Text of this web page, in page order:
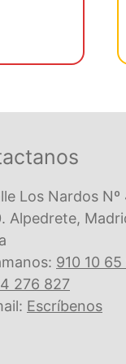
Los Nardos Nº
Alpedrete,
910 10 65
276 827
Escríbenos